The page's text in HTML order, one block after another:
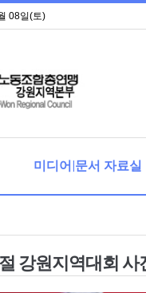
08일(토)
미디어|문서 자료실
강원지역대회 사